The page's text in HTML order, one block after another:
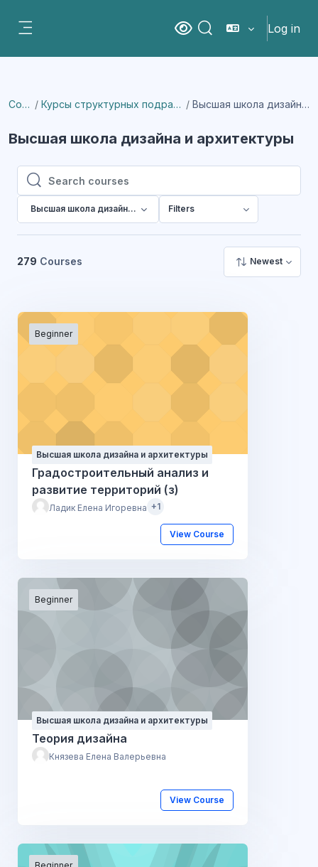
Версия для
Toggle search input
Log in
Courses Курсы структурных подразделений института Высшая школа дизайна и архитектуры
Высшая школа дизайна и архитектуры
Search courses
Search courses
Высшая школа дизайна и архитектуры
Filters
279 Courses Newest
Beginner
Высшая школа дизайна и архитектуры
Градостроительный анализ и
развитие территорий (з)
Ладик Елена Игоревна +1
View Course
Beginner
Высшая школа дизайна и архитектуры
Теория дизайна
Князева Елена Валерьевна
View Course